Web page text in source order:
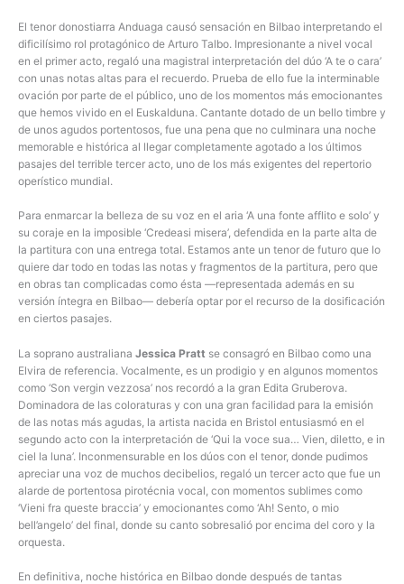
El tenor donostiarra Anduaga causó sensación en Bilbao interpretando el
dificilísimo rol protagónico de Arturo Talbo. Impresionante a nivel vocal
en el primer acto, regaló una magistral interpretación del dúo ‘A te o cara’
con unas notas altas para el recuerdo. Prueba de ello fue la interminable
ovación por parte de el público, uno de los momentos más emocionantes
que hemos vivido en el Euskalduna. Cantante dotado de un bello timbre y
de unos agudos portentosos, fue una pena que no culminara una noche
memorable e histórica al llegar completamente agotado a los últimos
pasajes del terrible tercer acto, uno de los más exigentes del repertorio
operístico mundial.
Para enmarcar la belleza de su voz en el aria ‘A una fonte afflito e solo’ y
su coraje en la imposible ‘Credeasi misera’, defendida en la parte alta de
la partitura con una entrega total. Estamos ante un tenor de futuro que lo
quiere dar todo en todas las notas y fragmentos de la partitura, pero que
en obras tan complicadas como ésta —representada además en su
versión íntegra en Bilbao— debería optar por el recurso de la dosificación
en ciertos pasajes.
La soprano australiana Jessica Pratt se consagró en Bilbao como una
Elvira de referencia. Vocalmente, es un prodigio y en algunos momentos
como ‘Son vergin vezzosa’ nos recordó a la gran Edita Gruberova.
Dominadora de las coloraturas y con una gran facilidad para la emisión
de las notas más agudas, la artista nacida en Bristol entusiasmó en el
segundo acto con la interpretación de ‘Qui la voce sua… Vien, diletto, e in
ciel la luna’. Inconmensurable en los dúos con el tenor, donde pudimos
apreciar una voz de muchos decibelios, regaló un tercer acto que fue un
alarde de portentosa pirotécnia vocal, con momentos sublimes como
‘Vieni fra queste braccia’ y emocionantes como ‘Ah! Sento, o mio
bell’angelo’ del final, donde su canto sobresalió por encima del coro y la
orquesta.
En definitiva, noche histórica en Bilbao donde después de tantas